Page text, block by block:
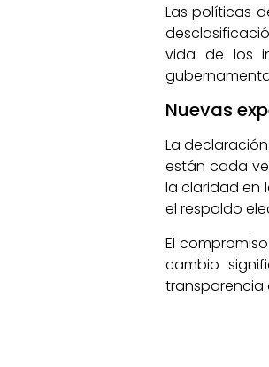
Las políticas
vida de los
Nuevas
La
están cada
la claridad en
el respaldo
El
cambio
transparencia